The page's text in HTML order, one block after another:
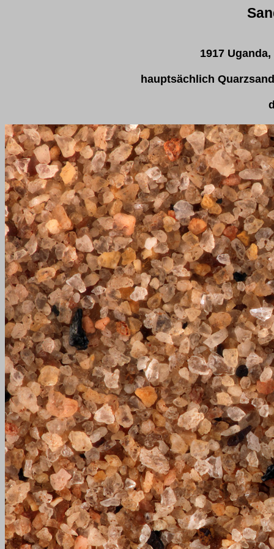
1917
hauptsächlich